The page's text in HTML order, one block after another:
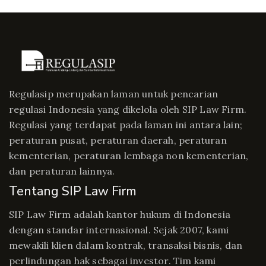
Regulasip merupakan laman untuk pencarian
regulasi Indonesia yang dikelola oleh SIP Law Firm.
Regulasi yang terdapat pada laman ini antara lain;
peraturan pusat, peraturan daerah, peraturan
kementerian, peraturan lembaga non kementerian,
dan peraturan lainnya.
Tentang SIP Law Firm
SIP Law Firm adalah kantor hukum di Indonesia
dengan standar internasional. Sejak 2007, kami
mewakili klien dalam kontrak, transaksi bisnis, dan
perlindungan hak sebagai investor. Tim kami